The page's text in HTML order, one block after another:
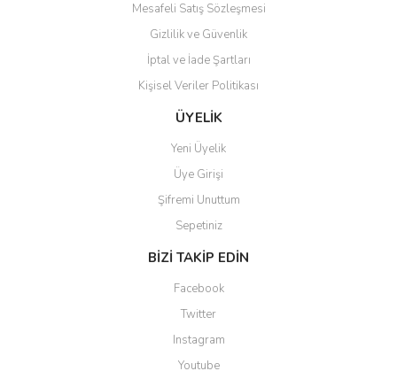
Gönder
Mesafeli Satış Sözleşmesi
Gizlilik ve Güvenlik
İptal ve İade Şartları
Kişisel Veriler Politikası
ÜYELİK
Yeni Üyelik
Üye Girişi
Şifremi Unuttum
Sepetiniz
BİZİ TAKİP EDİN
Facebook
Twitter
Instagram
Youtube